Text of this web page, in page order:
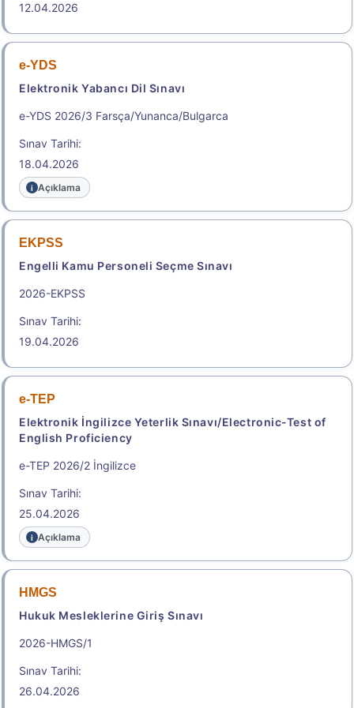
Kılavuzu
.2026-ALES/2
Akademik Personel ve Lisansüstü Eğitimi Giriş
2026-ALES/2: Temel Soru Kitapçığı ve Cevap
Anahtarı (% 10)
Aday Başvuru Formu
Aday İşlemleri Sistemi (AİS) Engelli Başvuru Kullanıcı
Kılavuzu
.e-YDS 2026/9 İngilizce
12.04.2026
e-YDS
Elektronik Yabancı Dil Sınavı
e-YDS 2026/3 Farsça/Yunanca/Bulgarca
Sınav Tarihi:
18.04.2026
Açıklama
EKPSS
Engelli Kamu Personeli Seçme Sınavı
2026-EKPSS
Sınav Tarihi:
19.04.2026
e-TEP
Elektronik İngilizce Yeterlik Sınavı/Electronic-Test of
English Proficiency
e-TEP 2026/2 İngilizce
Sınav Tarihi:
25.04.2026
Açıklama
HMGS
Hukuk Mesleklerine Giriş Sınavı
2026-HMGS/1
Sınav Tarihi:
26.04.2026